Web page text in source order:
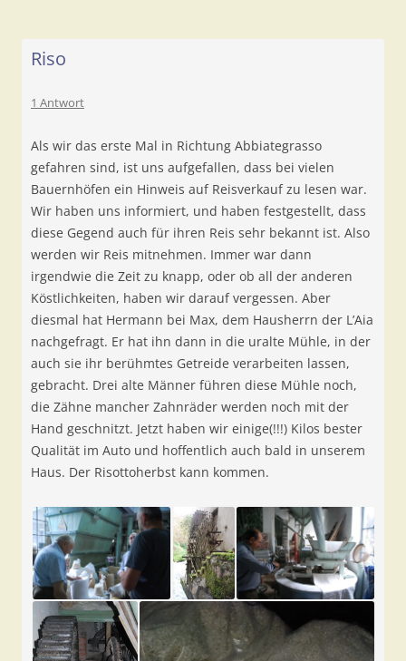
Riso
1 Antwort
Als wir das erste Mal in Richtung Abbiategrasso
gefahren sind, ist uns aufgefallen, dass bei vielen
Bauernhöfen ein Hinweis auf Reisverkauf zu lesen war.
Wir haben uns informiert, und haben festgestellt, dass
diese Gegend auch für ihren Reis sehr bekannt ist. Also
werden wir Reis mitnehmen. Immer war dann
irgendwie die Zeit zu knapp, oder ob all der anderen
Köstlichkeiten, haben wir darauf vergessen. Aber
diesmal hat Hermann bei Max, dem Hausherrn der L’Aia
nachgefragt. Er hat ihn dann in die uralte Mühle, in der
auch sie ihr berühmtes Getreide verarbeiten lassen,
gebracht. Drei alte Männer führen diese Mühle noch,
die Zähne mancher Zahnräder werden noch mit der
Hand geschnitzt. Jetzt haben wir einige(!!!) Kilos bester
Qualität im Auto und hoffentlich auch bald in unserem
Haus. Der Risottoherbst kann kommen.